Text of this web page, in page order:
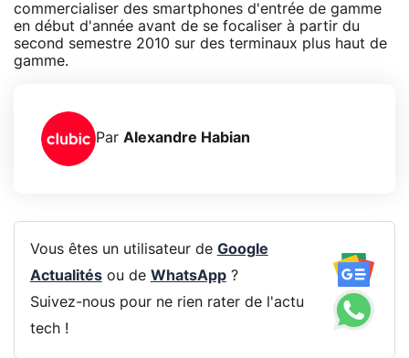
commercialiser des smartphones d'entrée de gamme
en début d'année avant de se focaliser à partir du
second semestre 2010 sur des terminaux plus haut de
gamme.
Par Alexandre Habian
Vous êtes un utilisateur de Google
Actualitésou de WhatsApp?
Suivez-nous pour ne rien rater de l'actu
tech !